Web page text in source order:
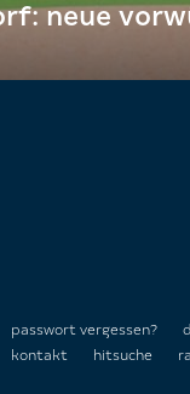
neue
passwort vergessen?
kontakt
hitsuche